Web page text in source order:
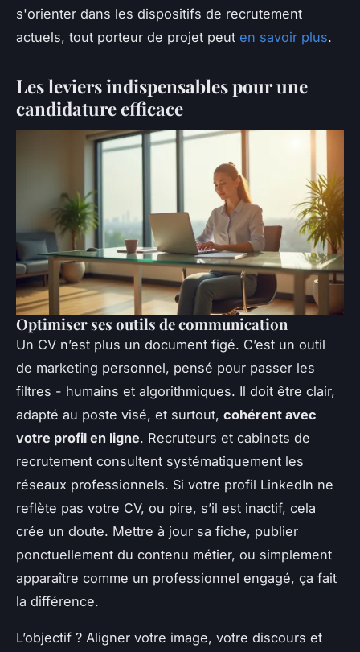
s'orienter dans les dispositifs de recrutement
actuels, tout porteur de projet peut en savoir plus.
Les leviers indispensables pour une
candidature efficace
Optimiser ses outils de communication
Un CV n’est plus un document figé. C’est un outil
de marketing personnel, pensé pour passer les
filtres - humains et algorithmiques. Il doit être clair,
adapté au poste visé, et surtout, cohérent avec
votre profil en ligne. Recruteurs et cabinets de
recrutement consultent systématiquement les
réseaux professionnels. Si votre profil LinkedIn ne
reflète pas votre CV, ou pire, s’il est inactif, cela
crée un doute. Mettre à jour sa fiche, publier
ponctuellement du contenu métier, ou simplement
apparaître comme un professionnel engagé, ça fait
la différence.
L’objectif ? Aligner votre image, votre discours et